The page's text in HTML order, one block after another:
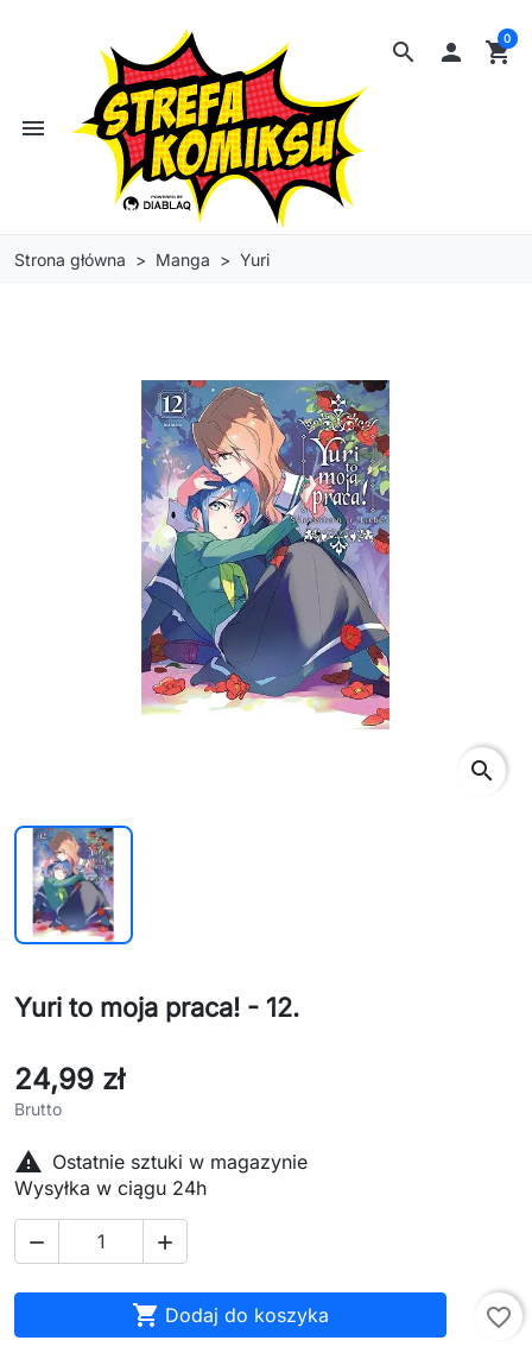
search
menu
 shopping_cart
0
Strona główna Manga Yuri
search
Yuri to moja praca! - 12.
24,99 zł
Brutto
 Ostatnie sztuki w magazynie
Wysyłka w ciągu 24h
 
 Dodaj do koszyka favorite_border